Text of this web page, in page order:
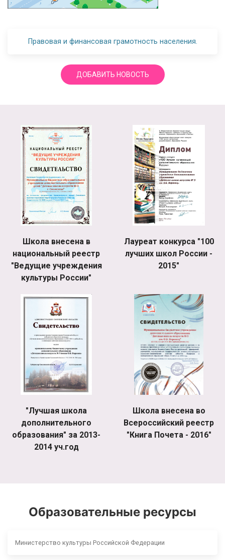
Правовая и финансовая грамотность населения.
ДОБАВИТЬ НОВОСТЬ
Школа внесена в
национальный реестр
"Ведущие учреждения
культуры России"
Лауреат конкурса "100
лучших школ России -
2015"
"Лучшая школа
дополнительного
образования" за 2013-
2014 уч.год
Школа внесена во
Всероссийский реестр
"Книга Почета - 2016"
Образовательные ресурсы
Министерство культуры Российской Федерации